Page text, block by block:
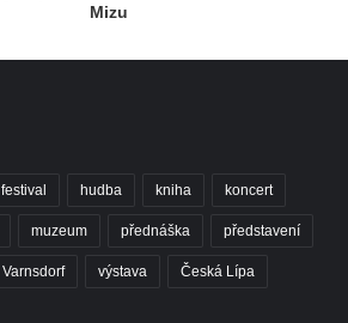
Mizu
festival hudba kniha koncert
muzeum přednáška představení
Varnsdorf výstava Česká Lípa